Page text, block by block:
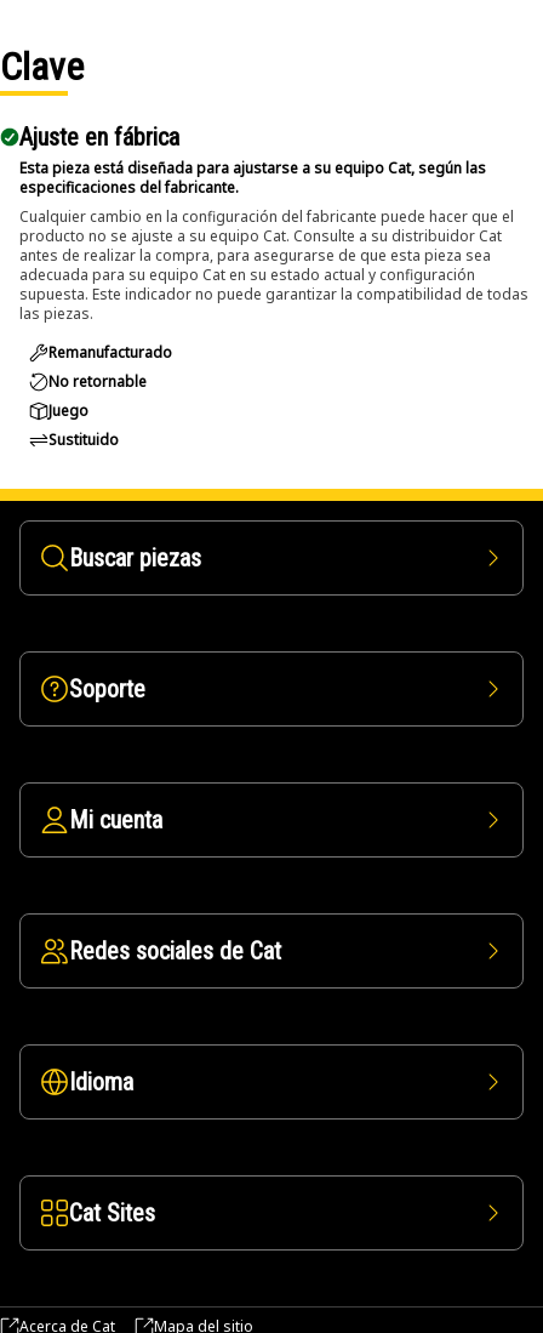
Clave
Ajuste en fábrica
Esta pieza está diseñada para ajustarse a su equipo Cat, según las
especificaciones del fabricante.
Cualquier cambio en la configuración del fabricante puede hacer que el
producto no se ajuste a su equipo Cat. Consulte a su distribuidor Cat
antes de realizar la compra, para asegurarse de que esta pieza sea
adecuada para su equipo Cat en su estado actual y configuración
supuesta. Este indicador no puede garantizar la compatibilidad de todas
las piezas.
Remanufacturado
No retornable
Juego
Sustituido
Buscar piezas
Soporte
Mi cuenta
Redes sociales de Cat
Idioma
Cat Sites
Acerca de Cat Mapa del sitio